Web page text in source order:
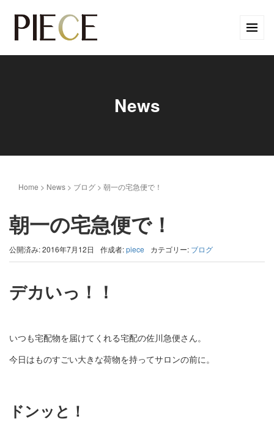
News
Home > News > ブログ > 朝一の宅急便で！
朝一の宅急便で！
公開済み: 2016年7月12日 作成者:piece カテゴリー: ブログ
デカいっ！！
いつも宅配物を届けてくれる宅配の佐川急便さん。
今日はものすごい大きな荷物を持ってサロンの前に。
ドンッと！